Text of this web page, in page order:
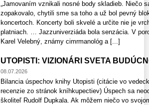
„Jamovaním vznikali nosné body skladieb. Niečo
zopakovalo, chytili sme sa toho a už bol pevný
koncertoch. Koncerty boli skvelé a určite nie je
platniach. … Jazzuniverziáda bola senzácia. V
Karel Velebný, známy cimrmanológ a [...]
UTOPISTI: VIZIONÁRI SVETA
08.07.2026
Bilancia úspechov knihy Utopisti (citácie vo
recenzie zo stránok kníhkupectiev) Úspech sa
školiteľ Rudolf Dupkala. Ak môžem niečo vo